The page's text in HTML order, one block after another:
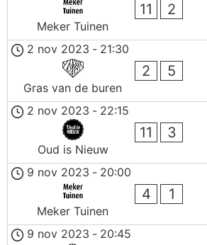
Meker Tuinen
11 2
2 nov 2023 - 21:30
Gras van de buren
2 5
2 nov 2023 - 22:15
Oud is Nieuw
11 3
9 nov 2023 - 20:00
Meker Tuinen
4 1
9 nov 2023 - 20:45